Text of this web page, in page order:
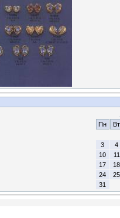
Пн
Вт
3
4
10
11
17
18
24
25
31